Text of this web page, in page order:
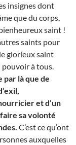
insignes dont
que du corps,
saint !
saints pour
glorieux saint
pouvoir à tous.
là que de
et d’un
sa volonté
C’est ce qu’ont
auxquelles